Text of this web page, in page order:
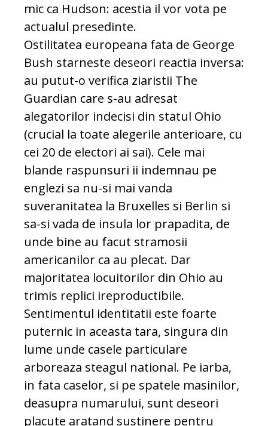
mic ca Hudson: acestia il vor vota pe
actualul presedinte.
Ostilitatea europeana fata de George
Bush starneste deseori reactia inversa:
au putut-o verifica ziaristii The
Guardian care s-au adresat
alegatorilor indecisi din statul Ohio
(crucial la toate alegerile anterioare, cu
cei 20 de electori ai sai). Cele mai
blande raspunsuri ii indemnau pe
englezi sa nu-si mai vanda
suveranitatea la Bruxelles si Berlin si
sa-si vada de insula lor prapadita, de
unde bine au facut stramosii
americanilor ca au plecat. Dar
majoritatea locuitorilor din Ohio au
trimis replici ireproductibile.
Sentimentul identitatii este foarte
puternic in aceasta tara, singura din
lume unde casele particulare
arboreaza steagul national. Pe iarba,
in fata caselor, si pe spatele masinilor,
deasupra numarului, sunt deseori
placute aratand sustinere pentru